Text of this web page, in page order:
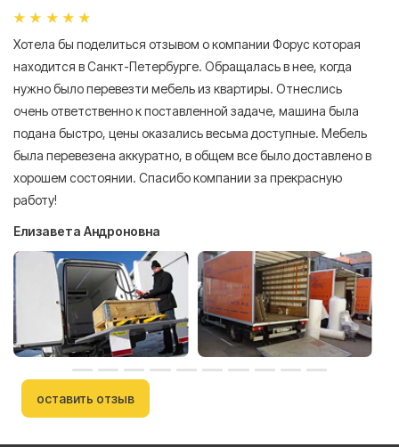
Хотела бы поделиться отзывом о компании Форус которая
находится в Санкт-Петербурге. Обращалась в нее, когда
нужно было перевезти мебель из квартиры. Отнеслись
очень ответственно к поставленной задаче, машина была
подана быстро, цены оказались весьма доступные. Мебель
была перевезена аккуратно, в общем все было доставлено в
хорошем состоянии. Спасибо компании за прекрасную
работу!
Елизавета Андроновна
оставить отзыв